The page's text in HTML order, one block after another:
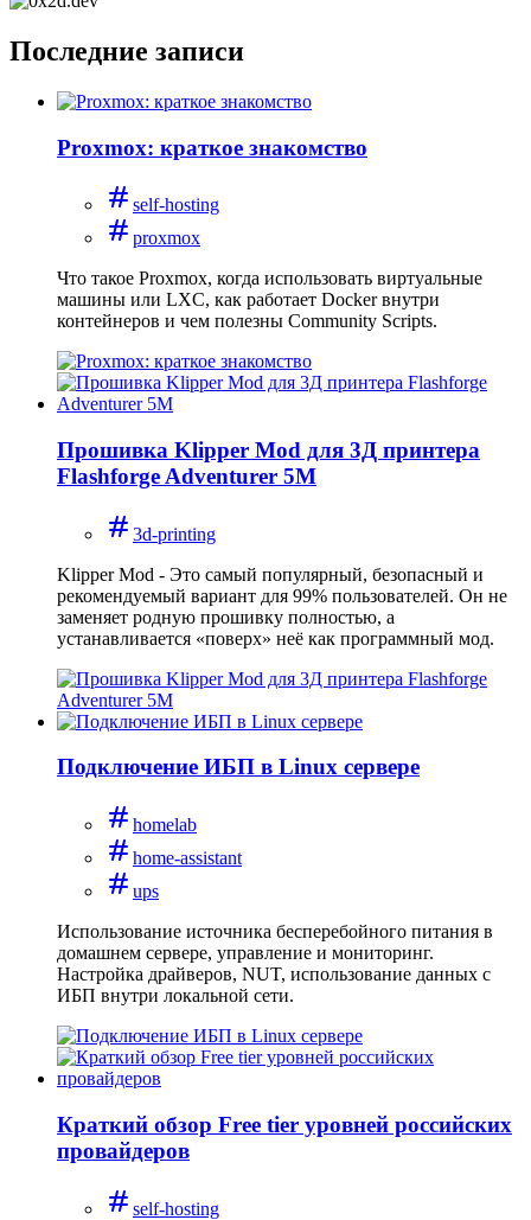
Последние записи
Proxmox: краткое знакомство
self-hosting
proxmox
Что такое Proxmox, когда использовать виртуальные
машины или LXC, как работает Docker внутри
контейнеров и чем полезны Community Scripts.
Прошивка Klipper Mod для 3Д принтера
Flashforge Adventurer 5M
3d-printing
Klipper Mod - Это самый популярный, безопасный и
рекомендуемый вариант для 99% пользователей. Он не
заменяет родную прошивку полностью, а
устанавливается «поверх» неё как программный мод.
Подключение ИБП в Linux сервере
homelab
home-assistant
ups
Использование источника бесперебойного питания в
домашнем сервере, управление и мониторинг.
Настройка драйверов, NUT, использование данных с
ИБП внутри локальной сети.
Краткий обзор Free tier уровней российских
провайдеров
self-hosting